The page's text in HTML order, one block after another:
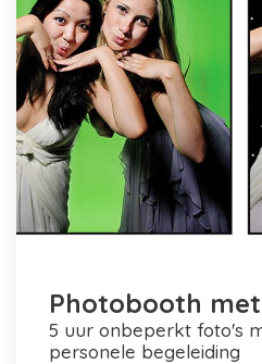
Photobooth
5 uur onbeperkt foto's maken en printen +
personele begeleiding